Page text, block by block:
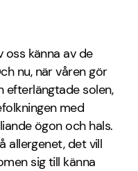
oss känna av de
nu, när våren gör
efterlängtade solen,
med
ögon och hals.
allergenet, det vill
sig till känna